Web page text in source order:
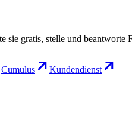
gratis, stelle und beantworte
Cumulus Kundendienst